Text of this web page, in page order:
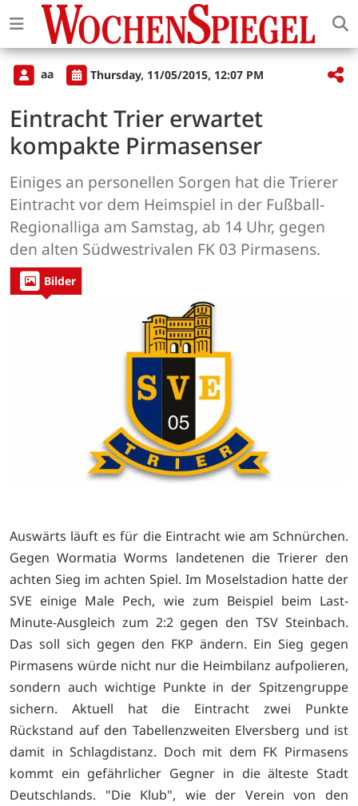
aa Thursday, 11/05/2015, 12:07 PM
Eintracht Trier erwartet
kompakte Pirmasenser
Einiges an personellen Sorgen hat die Trierer
Eintracht vor dem Heimspiel in der Fußball-
Regionalliga am Samstag, ab 14 Uhr, gegen
den alten Südwestrivalen FK 03 Pirmasens.
Bilder
Auswärts läuft es für die Eintracht wie am Schnürchen.
Gegen Wormatia Worms landetenen die Trierer den
achten Sieg im achten Spiel. Im Moselstadion hatte der
SVE einige Male Pech, wie zum Beispiel beim Last-
Minute-Ausgleich zum 2:2 gegen den TSV Steinbach.
Das soll sich gegen den FKP ändern. Ein Sieg gegen
Pirmasens würde nicht nur die Heimbilanz aufpolieren,
sondern auch wichtige Punkte in der Spitzengruppe
sichern. Aktuell hat die Eintracht zwei Punkte
Rückstand auf den Tabellenzweiten Elversberg und ist
damit in Schlagdistanz. Doch mit dem FK Pirmasens
kommt ein gefährlicher Gegner in die älteste Stadt
Deutschlands. "Die Klub", wie der Verein von den